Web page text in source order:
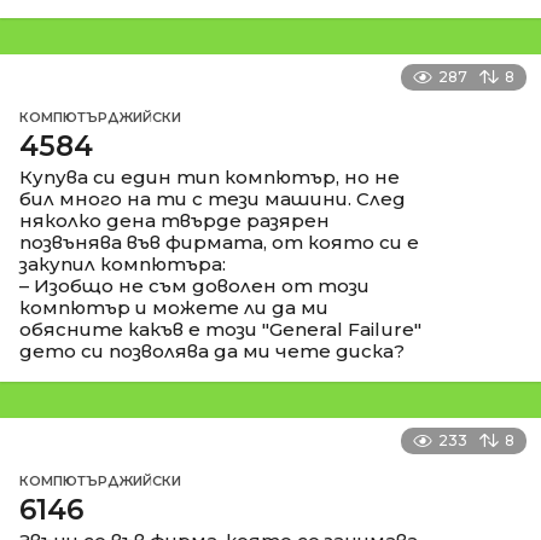
287 8
КОМПЮТЪРДЖИЙСКИ
4584
Купува си един тип компютър, но не
бил много на ти с тези машини. След
няколко дена твърде разярен
позвънява във фирмата, от която си е
закупил компютъра:
– Изобщо не съм доволен от този
компютър и можете ли да ми
обясните какъв е този "General Failure"
дето си позволява да ми чете диска?
233 8
КОМПЮТЪРДЖИЙСКИ
6146